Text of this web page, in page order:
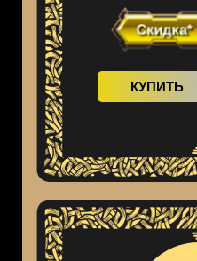
Скидка*
КУПИТЬ